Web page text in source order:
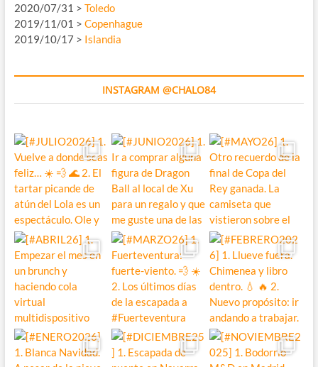
2020/07/31 > Toledo
2019/11/01 > Copenhague
2019/10/17 > Islandia
INSTAGRAM @CHALO84